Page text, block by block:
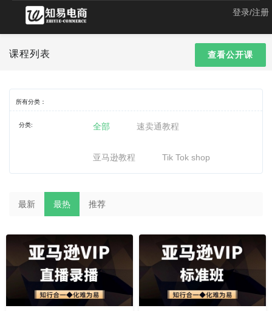
登录/注册
课程列表 查看公开课
所有分类：
分类: 全部 速卖通教程
亚马逊教程 Tik Tok shop
最新 最热 推荐